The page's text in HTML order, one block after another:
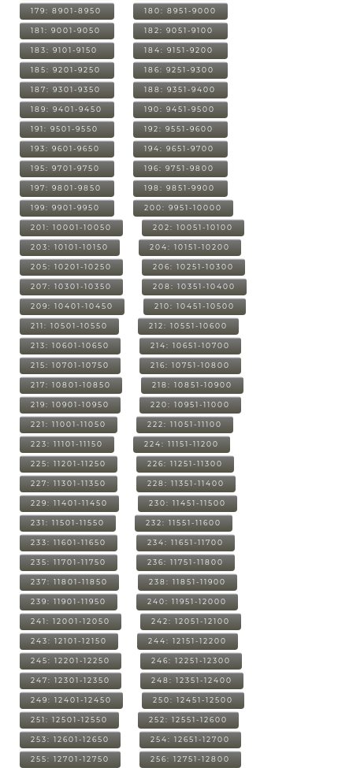
179: 8901-8950 180: 8951-9000
181: 9001-9050 182: 9051-9100
183: 9101-9150 184: 9151-9200
185: 9201-9250 186: 9251-9300
187: 9301-9350 188: 9351-9400
189: 9401-9450 190: 9451-9500
191: 9501-9550 192: 9551-9600
193: 9601-9650 194: 9651-9700
195: 9701-9750 196: 9751-9800
197: 9801-9850 198: 9851-9900
199: 9901-9950 200: 9951-10000
201: 10001-10050 202: 10051-10100
203: 10101-10150 204: 10151-10200
205: 10201-10250 206: 10251-10300
207: 10301-10350 208: 10351-10400
209: 10401-10450 210: 10451-10500
211: 10501-10550 212: 10551-10600
213: 10601-10650 214: 10651-10700
215: 10701-10750 216: 10751-10800
217: 10801-10850 218: 10851-10900
219: 10901-10950 220: 10951-11000
221: 11001-11050 222: 11051-11100
223: 11101-11150 224: 11151-11200
225: 11201-11250 226: 11251-11300
227: 11301-11350 228: 11351-11400
229: 11401-11450 230: 11451-11500
231: 11501-11550 232: 11551-11600
233: 11601-11650 234: 11651-11700
235: 11701-11750 236: 11751-11800
237: 11801-11850 238: 11851-11900
239: 11901-11950 240: 11951-12000
241: 12001-12050 242: 12051-12100
243: 12101-12150 244: 12151-12200
245: 12201-12250 246: 12251-12300
247: 12301-12350 248: 12351-12400
249: 12401-12450 250: 12451-12500
251: 12501-12550 252: 12551-12600
253: 12601-12650 254: 12651-12700
255: 12701-12750 256: 12751-12800